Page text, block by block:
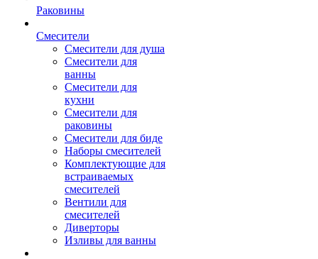
Раковины
Смесители
Смесители для душа
Смесители для
ванны
Смесители для
кухни
Смесители для
раковины
Смесители для биде
Наборы смесителей
Комплектующие для
встраиваемых
смесителей
Вентили для
смесителей
Диверторы
Изливы для ванны